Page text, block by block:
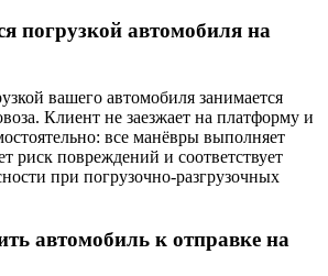
погрузкой автомобиля на
вашего автомобиля занимается
Клиент не заезжает на платформу и
все манёвры выполняет
риск повреждений и соответствует
при погрузочно-разгрузочных
автомобиль к отправке на